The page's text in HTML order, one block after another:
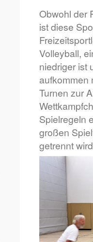
Obwohl der
ist diese
Volleyball,
niedriger ist
aufkommen
Turnen zur
Spielregeln
großen
getrennt